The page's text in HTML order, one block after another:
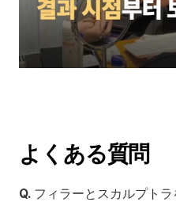
よくある質問
Q. フィラーとスカルプト